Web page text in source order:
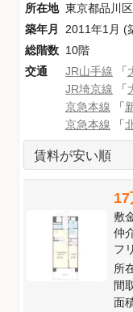
所在地 東京都品川
築年月
2011年1月 (
総階数 10階
交通
JR山手線 「
JR埼京線 「
京急本線 「
京急本線 「
17
敷
仲
フ
所
間
面